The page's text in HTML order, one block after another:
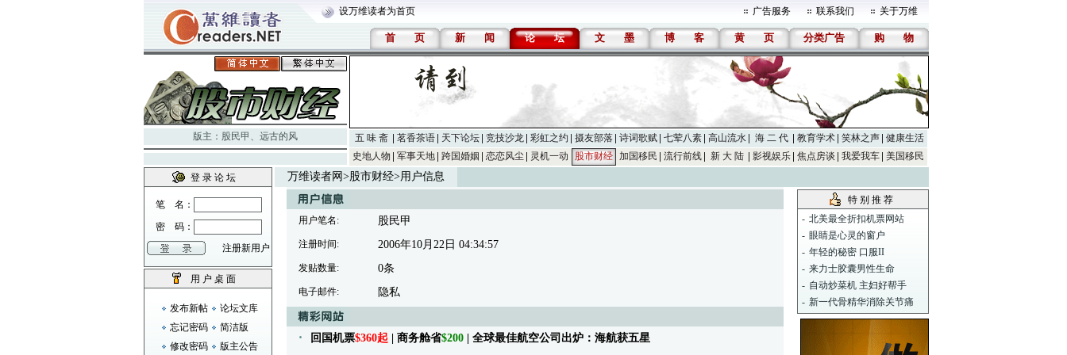
设万维读者为首页 广告服务 联系我们 关于万维
首 页 新 闻 论 坛 文 墨 博 客 黄 页 分类广告 购 物
版主： 股民甲 、 远古的风 五 味 斋 茗香茶语 天下论坛 竞技沙龙 彩虹之约 摄友部落 诗词歌赋 七荤八素 高山流水 海 二 代 教育学术 笑林之声 健康生活
史地人物
军事天地 跨国婚姻 恋恋风尘 灵机一动 股市财经 加国移民 流行前线 新 大 陆 影视娱乐 焦点房谈 我爱我车 美国移民
登 录 论 坛
笔 名：
密 码：
注册新用户
用 户 桌 面
发布新帖
论坛文库
忘记密码
简洁版
修改密码
版主公告
万维读者网 >股市财经>用户信息
用户笔名: 股民甲
注册时间: 2006年10月22日 04:34:57
发贴数量: 0条
电子邮件: 隐私
回国机票$360起 | 商务舱省$200 | 全球最佳航空公司出炉：海航获五星
特 别 推 荐
- 北美最全折扣机票网站
- 眼睛是心灵的窗户
- 年轻的秘密 口服II
- 来力士胶囊男性生命
- 自动炒菜机 主妇好帮手
- 新一代骨精华消除关节痛